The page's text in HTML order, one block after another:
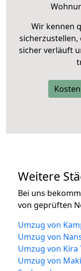
Wir kennen
sicher verläuft
Weitere
Bei uns
von geprüften
Umzug von
Umzug von
Umzug von Kira
Umzug von